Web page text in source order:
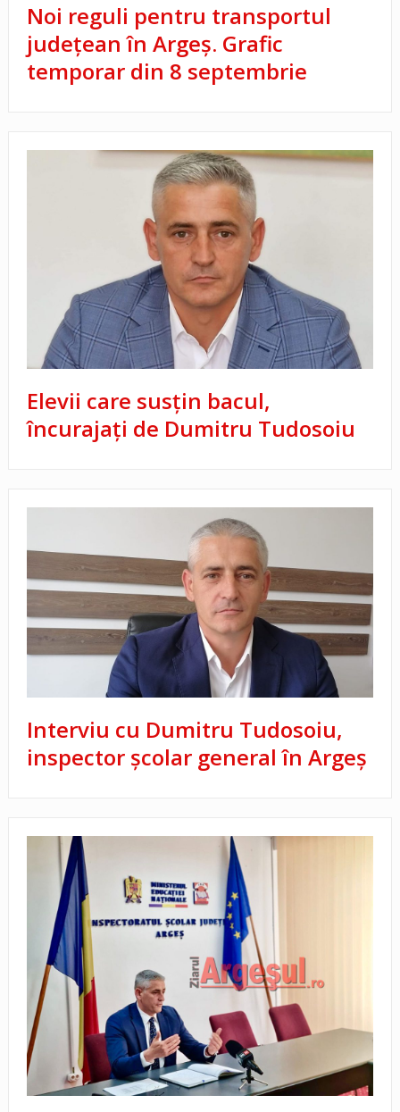
Noi reguli pentru transportul
județean în Argeș. Grafic
temporar din 8 septembrie
Elevii care susţin bacul,
încurajaţi de Dumitru Tudosoiu
Interviu cu Dumitru Tudosoiu,
inspector școlar general în Argeș